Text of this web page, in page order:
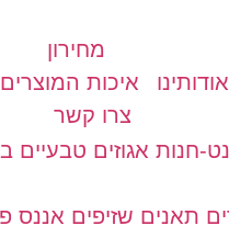
מחירון
אודותינו איכות המוצרים
צרו קשר